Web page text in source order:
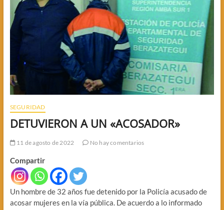
SEGURIDAD
DETUVIERON A UN «ACOSADOR»
11 de agosto de 2022 No hay comentarios
Compartir
Un hombre de 32 años fue detenido por la Policía acusado de
acosar mujeres en la vía pública. De acuerdo a lo informado